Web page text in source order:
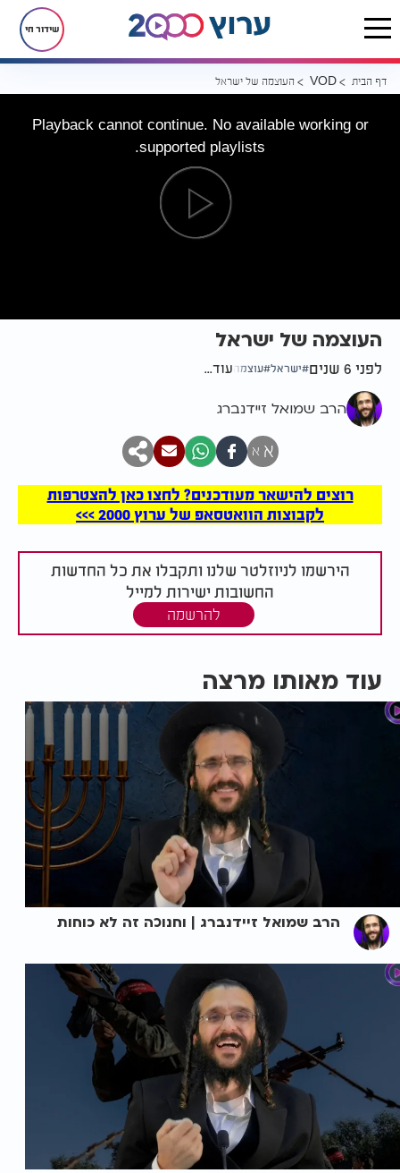
שידור חי
דף הבית VOD העוצמה של ישראל
Playback cannot continue. No available working or
supported playlists.
העוצמה של ישראל
לפני 6 שנים ישראל עוצמהעוד...
הרב שמואל זיידנברג
א א
רוצים להישאר מעודכנים? לחצו כאן להצטרפות
לקבוצות הוואטסאפ של ערוץ 2000 >>>
הירשמו לניוזלטר שלנו ותקבלו את כל החדשות
החשובות ישירות למייל
להרשמה
עוד מאותו מרצה
הרב שמואל זיידנברג | וחנוכה זה לא כוחות